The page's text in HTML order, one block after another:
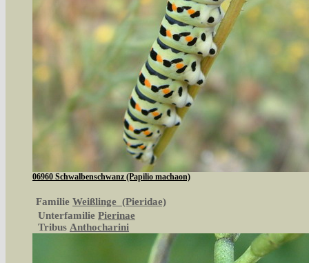
06960 Schwalbenschwanz (Papilio machaon)
Familie Weißlinge (Pieridae)
Unterfamilie Pierinae
Tribus Anthocharini